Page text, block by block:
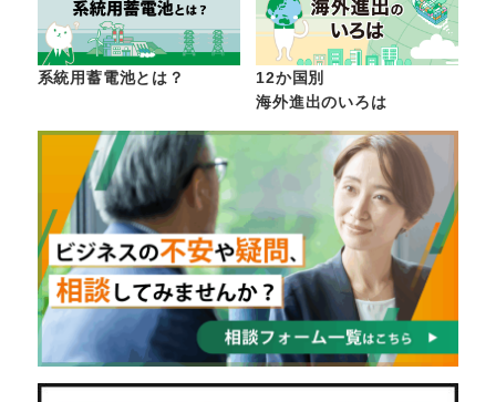
系統用蓄電池とは？
12か国別
海外進出のいろは